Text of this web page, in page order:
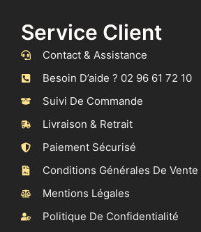
Service Client
Contact & Assistance
Besoin D’aide ? 02 96 61 72 10
Suivi De Commande
Livraison & Retrait
Paiement Sécurisé
Conditions Générales De Vente
Mentions Légales
Politique De Confidentialité